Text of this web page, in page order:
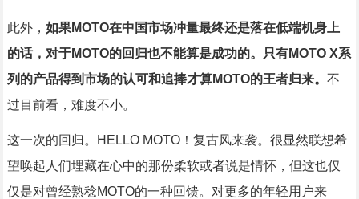
此外， 如果MOTO在中国市场冲量最终还是落在低端机身上
的话，对于MOTO的回归也不能算是成功的。只有MOTO X系
列的产品得到市场的认可和追捧才算MOTO的王者归来。 不
过目前看，难度不小。
这一次的回归。HELLO MOTO！复古风来袭。很显然联想希
望唤起人们埋藏在心中的那份柔软或者说是情怀，但这也仅
仅是对曾经熟稔MOTO的一种回馈。对更多的年轻用户来